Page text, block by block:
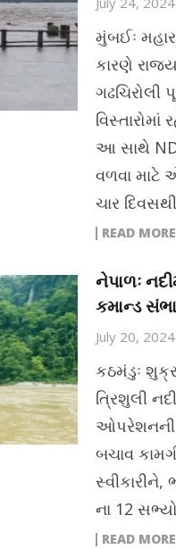
મુંબઈઃ
કારણે
ગઢચિરોલી
આ સાથે
વળવા માટે
ચાર
READ MORE
નેપાળઃ
કમાન્ડ
July 20, 2024
કઠમંડુઃ
ત્રિશુલી
ઓપરેશનની
બચાવ
ના 12
READ MORE